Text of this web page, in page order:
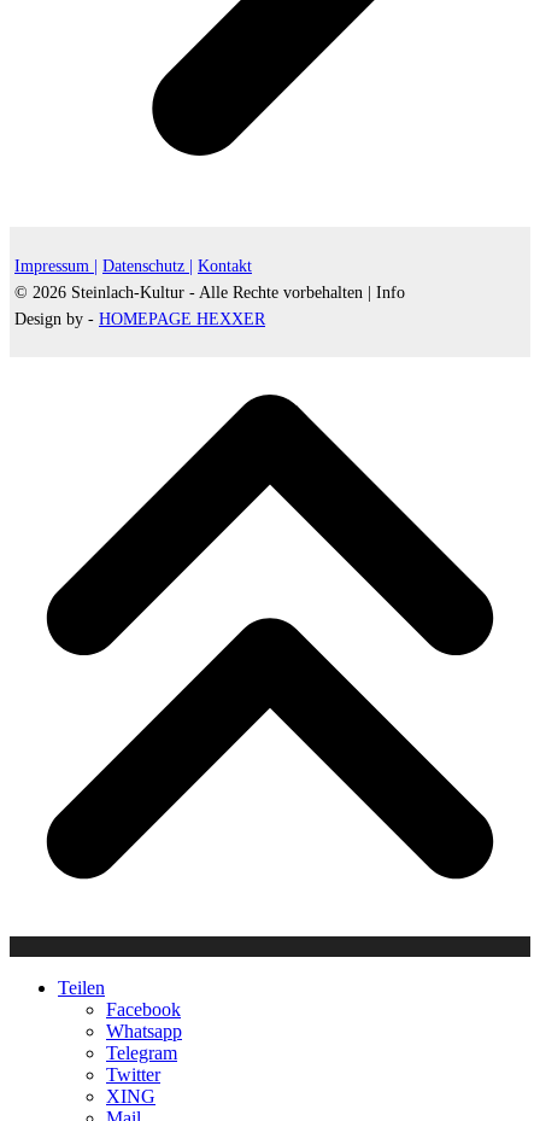
Impressum | Datenschutz |
Kontakt
© 2026 Steinlach-Kultur - Alle Rechte vorbehalten |
Info
Design by - HOMEPAGE HEXXER
Teilen
Facebook
Whatsapp
Telegram
Twitter
XING